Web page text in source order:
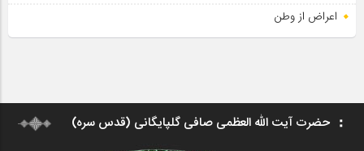
اعراض از وطن
حضرت آیت الله العظمی صافی گلپایگانی (قدس سره)